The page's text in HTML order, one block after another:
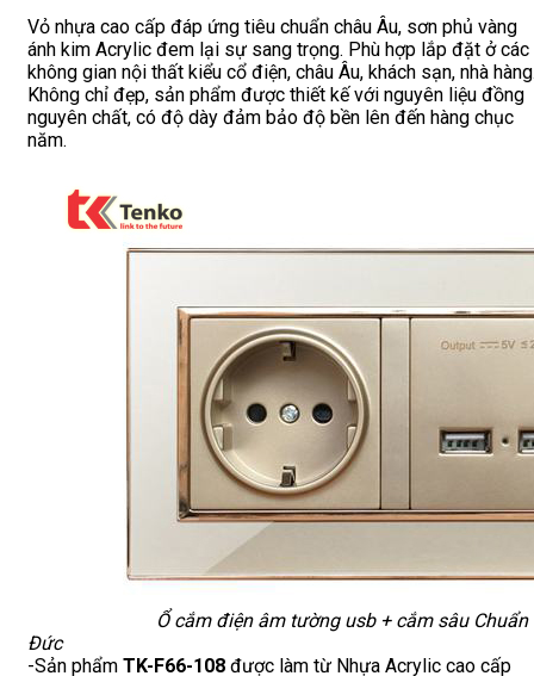
Vỏ nhựa cao cấp đáp ứng tiêu chuẩn châu Âu, sơn phủ vàng
ánh kim Acrylic đem lại sự sang trọng. Phù hợp lắp đặt ở các
không gian nội thất kiểu cổ điện, châu Âu, khách sạn, nhà
Không chỉ đẹp, sản phẩm được thiết kế với nguyên liệu đồng
nguyên chất, có độ dày đảm bảo độ bền lên đến hàng chục
năm.
Ổ cắm điện âm tường usb + cắm sâu Chuẩn
Đức
-Sản phẩm TK-F66-108 được làm từ Nhựa Acrylic cao cấp